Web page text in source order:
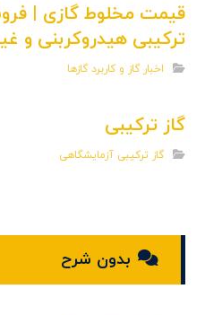
قیمت مخلوط گازی |
ترکیبی هیدروکربنی و
اخبار گاز و کاربرد گازها
گاز ترکیبی
گاز ترکیبی آزمایشگاهی
بدون شرح